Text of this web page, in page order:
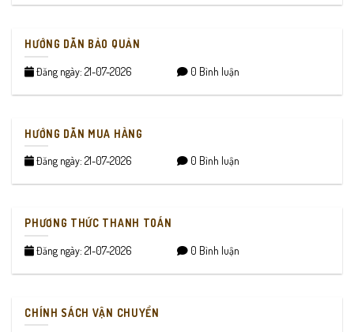
HƯỚNG DẪN BẢO QUẢN
Đăng ngày: 21-07-2026 0 Bình luận
HƯỚNG DẪN MUA HÀNG
Đăng ngày: 21-07-2026 0 Bình luận
PHƯƠNG THỨC THANH TOÁN
Đăng ngày: 21-07-2026 0 Bình luận
CHÍNH SÁCH VẬN CHUYỂN